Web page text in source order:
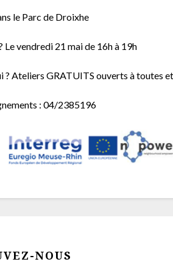
le Parc de Droixhe
Le vendredi 21 mai de 16h à 19h
? Ateliers GRATUITS ouverts à toutes
: 04/2385196
NOUS